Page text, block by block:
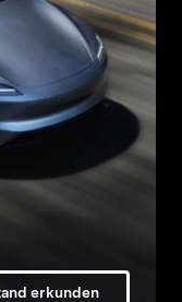
erkunden